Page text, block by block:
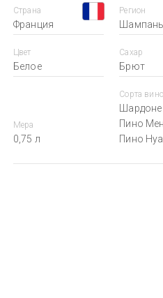
Страна
Франция
Регион
Шампань
Цвет
Белое
Сахар
Брют
Мера
0,75 л
Сорта
Шардоне
Пино
Пино